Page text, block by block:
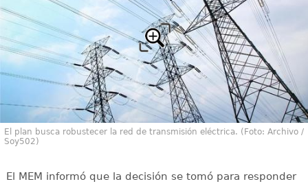
El plan busca robustecer la red de transmisión eléctrica. (Foto: Archivo /
Soy502)
El MEM informó que la decisión se tomó para responder